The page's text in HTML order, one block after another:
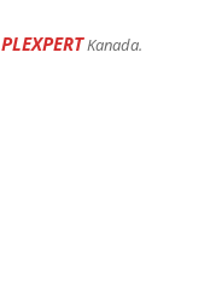
PLEXPERTKanada.